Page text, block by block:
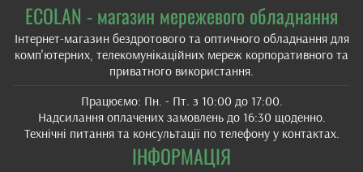
ECOLAN - магазин мережевого обладнання
Інтернет-магазин бездротового та оптичного обладнання для
комп'ютерних, телекомунікаційних мереж корпоративного та
приватного використання.
Працюємо: Пн. - Пт. з 10:00 до 17:00.
Надсилання оплачених замовлень до 16:30 щоденно.
Технічні питання та консультації по телефону у контактах.
ІНФОРМАЦІЯ